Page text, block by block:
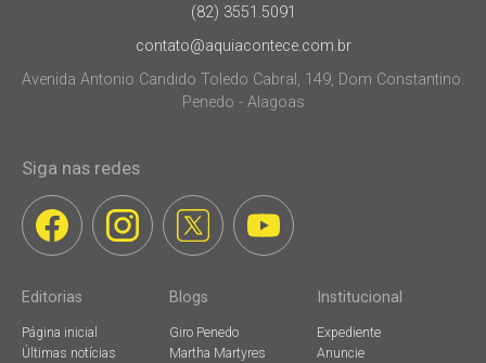
(82) 3551.5091
contato@aquiacontece.com.br
Avenida Antonio Candido Toledo Cabral, 149, Dom Constantino.
Penedo - Alagoas
Siga nas redes
Editorias
Página inicial
Últimas notícias
Blogs
Giro Penedo
Martha Martyres
Institucional
Expediente
Anuncie